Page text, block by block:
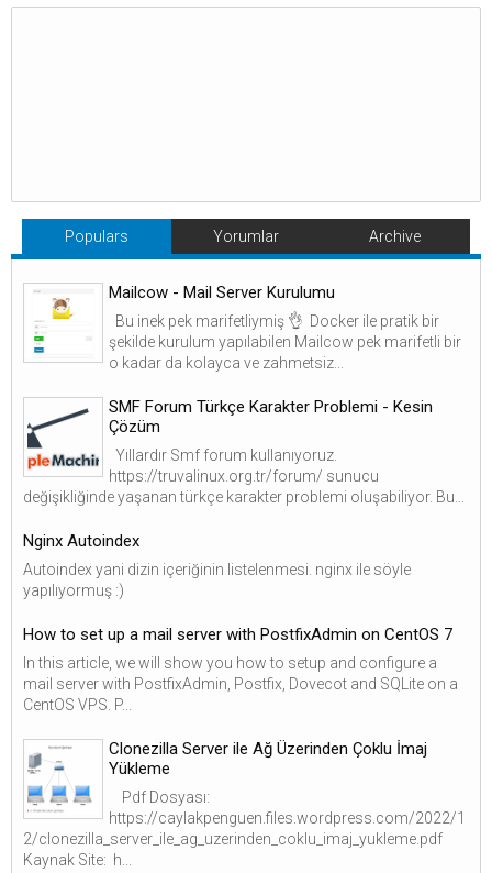
Populars Yorumlar Archive
Mailcow - Mail Server Kurulumu
Bu inek pek marifetliymiş 👌 Docker ile pratik bir
şekilde kurulum yapılabilen Mailcow pek marifetli bir
o kadar da kolayca ve zahmetsiz...
SMF Forum Türkçe Karakter Problemi - Kesin
Çözüm
Yıllardır Smf forum kullanıyoruz.
https://truvalinux.org.tr/forum/ sunucu
değişikliğinde yaşanan türkçe karakter problemi oluşabiliyor. Bu...
Nginx Autoindex
Autoindex yani dizin içeriğinin listelenmesi. nginx ile söyle
yapılıyormuş :)
How to set up a mail server with PostfixAdmin on CentOS 7
In this article, we will show you how to setup and configure a
mail server with PostfixAdmin, Postfix, Dovecot and SQLite on a
CentOS VPS. P...
Clonezilla Server ile Ağ Üzerinden Çoklu İmaj
Yükleme
Pdf Dosyası:
https://caylakpenguen.files.wordpress.com/2022/1
2/clonezilla_server_ile_ag_uzerinden_coklu_imaj_yukleme.pdf
Kaynak Site: h...